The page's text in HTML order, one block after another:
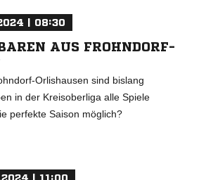
| 08:30
AUS FROHNDORF-
Orlishausen sind bislang
in der Kreisoberliga alle Spiele
perfekte Saison möglich?
| 11:00